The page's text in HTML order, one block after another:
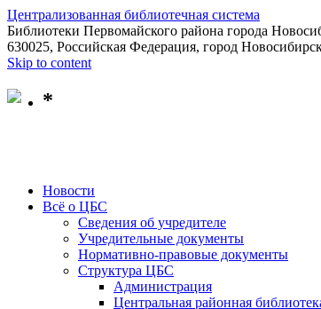
Централизованная библиотечная система
Библиотеки Первомайского района города
630025, Российская Федерация, город
Skip to content
*
Новости
Всё о ЦБС
Сведения об учредителе
Учредительные документы
Нормативно-правовые документы
Структура ЦБС
Администрация
Центральная районная